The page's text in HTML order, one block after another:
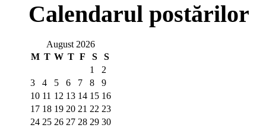
Calendarul postărilor
August 2026
M T W T F S
S
1
2
3
4 5 6 7 8
9
10 11 12 13 14 15 16
17 18 19 20 21 22 23
24 25 26 27 28 29 30